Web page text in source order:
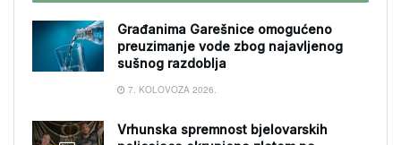
Građanima Garešnice omogućeno
preuzimanje vode zbog najavljenog
sušnog razdoblja
7. KOLOVOZA 2026.
Vrhunska spremnost bjelovarskih